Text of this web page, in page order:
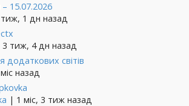
15.07.2026
1 дн назад
3 тиж, 4 дн назад
додаткових світів
назад
| 1 міс, 3 тиж назад